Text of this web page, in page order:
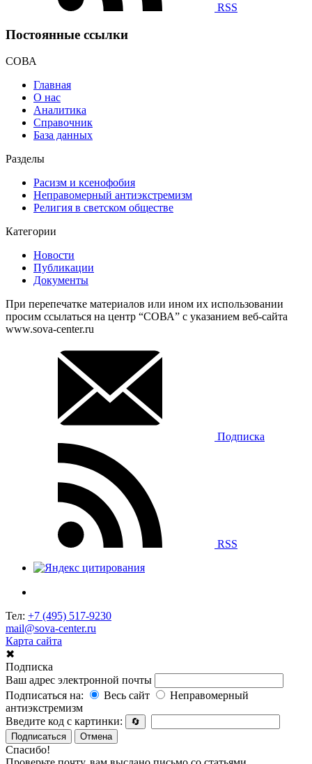
RSS
Постоянные ссылки
СОВА
Главная
О нас
Аналитика
Справочник
База данных
Разделы
Расизм и ксенофобия
Неправомерный антиэкстремизм
Религия в светском обществе
Категории
Новости
Публикации
Документы
При перепечатке материалов или ином их использовании
просим ссылаться на центр “СОВА” с указанием веб-сайта
www.sova-center.ru
Подписка
RSS
Тел: +7 (495) 517-9230
mail@sova-center.ru
Карта сайта
✖
Подписка
Ваш адрес электронной почты
Подписаться на:
Весь сайт
Неправомерный
антиэкстремизм
Введите код с картинки:
🔄
Подписаться
Отмена
Спасибо!